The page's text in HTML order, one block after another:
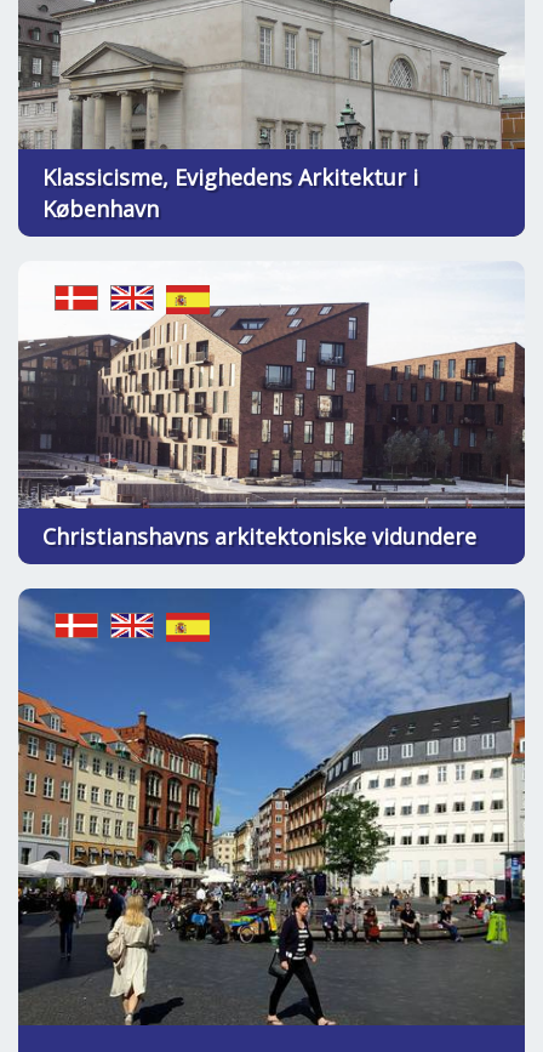
Klassicisme, Evighedens Arkitektur i
København
Christianshavns arkitektoniske vidundere